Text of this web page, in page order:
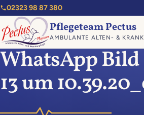
02323 98 87 380
Pflegeteam Pectus
AMBULANTE ALTEN- &
WhatsApp
13 um